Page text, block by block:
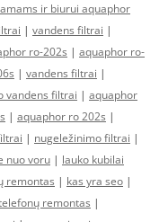
ir biurui aquaphor
| vandens filtrai |
ro-202s | aquaphor ro-
| vandens filtrai |
vandens filtrai | aquaphor
| aquaphor ro 202s |
| nugeležinimo filtrai |
nuo voru | lauko kubilai
remontas | kas yra seo |
remontas |